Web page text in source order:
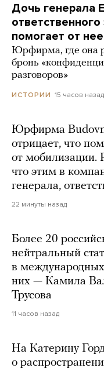
Дочь генерала
помогает от
Юрфирма, где она
бронь
разговоров»
ИСТОРИИ 15 часов назад
Юрфирма
отрицает, что
от мобилизации.
что этим в
генерала,
22 минуты назад
Более 20
нейтральный
в
них — Камила
Трусова
11 часов назад
На Катерину
о